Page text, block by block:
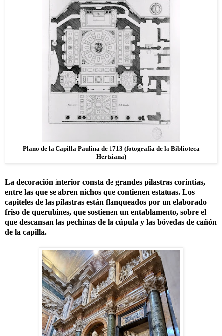
Plano de la Capilla Paulina de 1713 (fotografía de la Biblioteca
Hertziana)
La decoración interior consta de grandes pilastras corintias,
entre las que se abren nichos que contienen estatuas. Los
capiteles de las pilastras están flanqueados por un elaborado
friso de querubines, que sostienen un entablamento, sobre el
que descansan las pechinas de la cúpula y las bóvedas de cañón
de la capilla.